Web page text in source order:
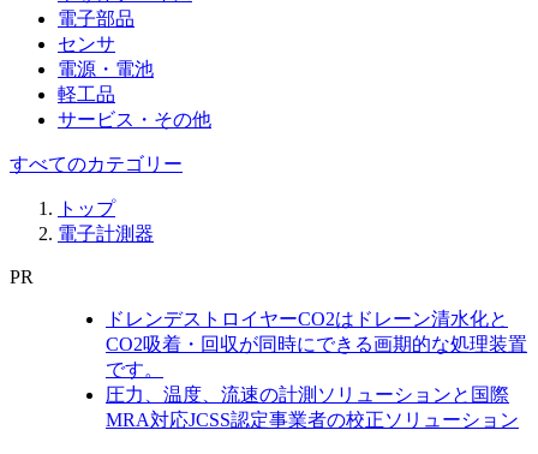
電子部品
センサ
電源・電池
軽工品
サービス・その他
すべてのカテゴリー
トップ
電子計測器
PR
ドレンデストロイヤーCO2はドレーン清水化と
CO2吸着・回収が同時にできる画期的な処理装置
です。
圧力、温度、流速の計測ソリューションと国際
MRA対応JCSS認定事業者の校正ソリューション